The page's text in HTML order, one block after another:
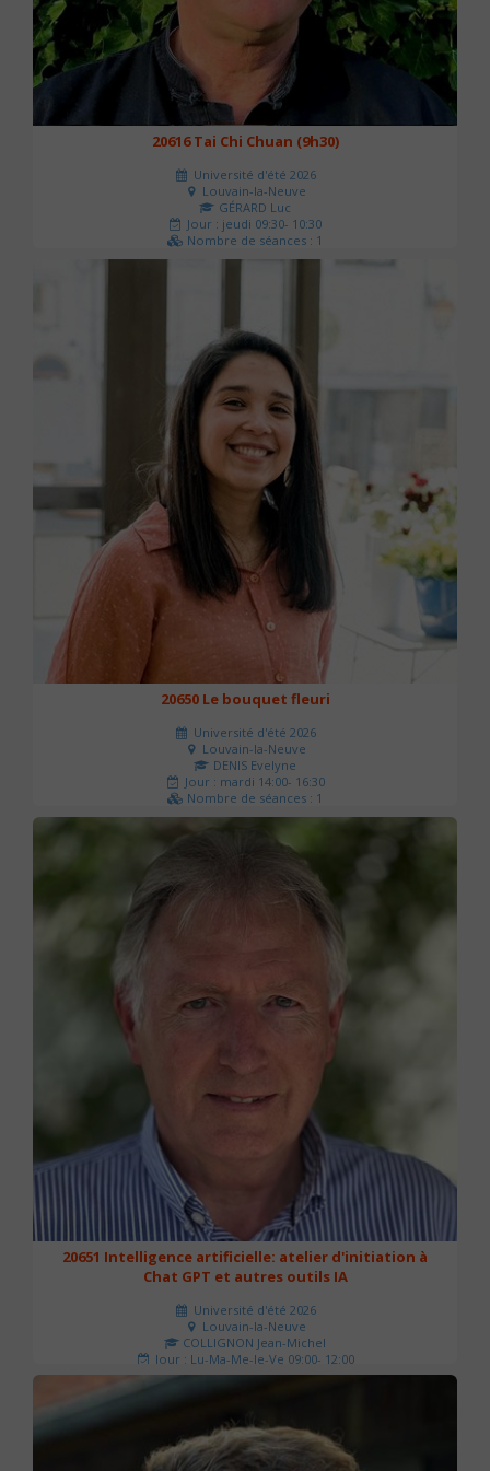
20616 Tai Chi Chuan (9h30)
Université d'été 2026
Louvain-la-Neuve
GÉRARD Luc
Jour : jeudi 09:30- 10:30
Nombre de séances : 1
20650 Le bouquet fleuri
Université d'été 2026
Louvain-la-Neuve
DENIS Evelyne
Jour : mardi 14:00- 16:30
Nombre de séances : 1
60 €
20651 Intelligence artificielle: atelier d'initiation à
Chat GPT et autres outils IA
Université d'été 2026
Louvain-la-Neuve
COLLIGNON Jean-Michel
Jour : Lu-Ma-Me-Je-Ve 09:00- 12:00
Nombre de séances : 2